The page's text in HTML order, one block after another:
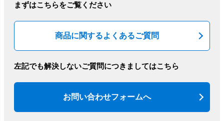
まずはこちらをご覧ください
商品に関するよくあるご質問
左記でも解決しないご質問につきましてはこちら
お問い合わせフォームへ